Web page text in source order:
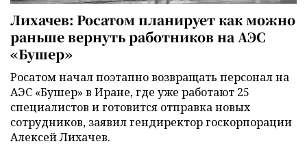
Лихачев: Росатом планирует как можно
раньше вернуть работников на АЭС
«Бушер»
Росатом начал поэтапно возвращать персонал на
АЭС «Бушер» в Иране, где уже работают 25
специалистов и готовится отправка новых
сотрудников, заявил гендиректор госкорпорации
Алексей Лихачев.